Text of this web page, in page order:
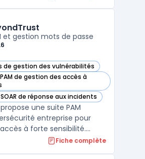
de sécuriser la gestion des
...
et gestion mots de passe
de gestion des vulnérabilités
dans cette catégorie
de gestion des accès à
dans cette catégorie
de réponse aux incidents
dans cette catégorie
une suite PAM
entreprise pour
à forte sensibilité.
gestion des mots de
Fiche complète